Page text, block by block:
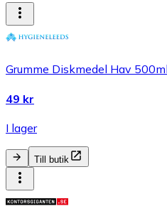
​Grumme Diskmedel Hav 500ml
49 kr
I lager
Till butik